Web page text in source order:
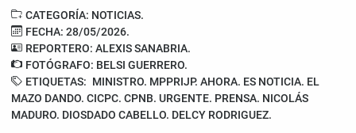
CATEGORÍA: NOTICIAS.
FECHA: 28/05/2026.
REPORTERO: ALEXIS SANABRIA.
FOTÓGRAFO: BELSI GUERRERO.
ETIQUETAS: MINISTRO. MPPRIJP. AHORA. ES NOTICIA. EL
MAZO DANDO. CICPC. CPNB. URGENTE. PRENSA. NICOLÁS
MADURO. DIOSDADO CABELLO. DELCY RODRIGUEZ.